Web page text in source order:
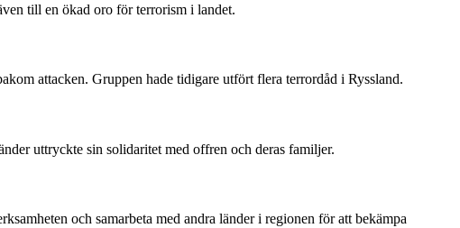
till en ökad oro för terrorism i landet.
attacken. Gruppen hade tidigare utfört flera terrordåd i Ryssland.
uttryckte sin solidaritet med offren och deras familjer.
och samarbeta med andra länder i regionen för att bekämpa